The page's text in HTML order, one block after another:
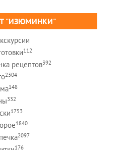
"ИЗЮМИНКИ"
112
рецептов392
2304
148
332
1753
1840
2097
176